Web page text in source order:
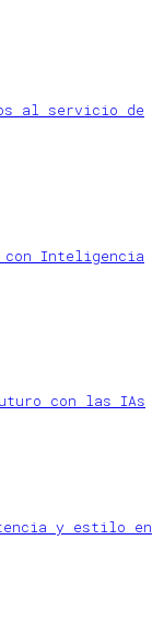
al servicio de
con Inteligencia
con las IAs
y estilo en